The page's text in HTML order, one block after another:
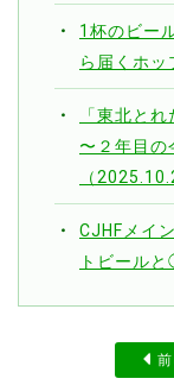
1杯のビー
ら届くホッ
「東北と
〜２年目の
（
CJHFメイ
トビール